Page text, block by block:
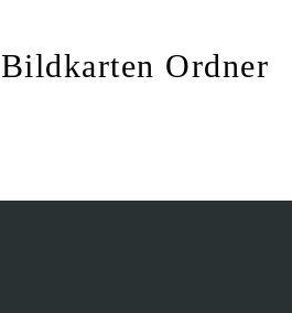
Bildkarten Ordner